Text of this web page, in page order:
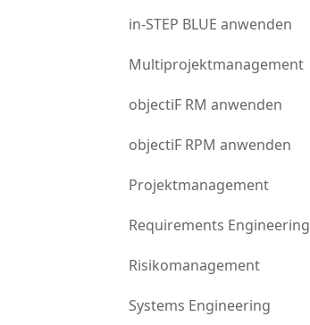
in-STEP BLUE anwenden
Multiprojektmanagement
objectiF RM anwenden
objectiF RPM anwenden
Projektmanagement
Requirements Engineering
Risikomanagement
Systems Engineering